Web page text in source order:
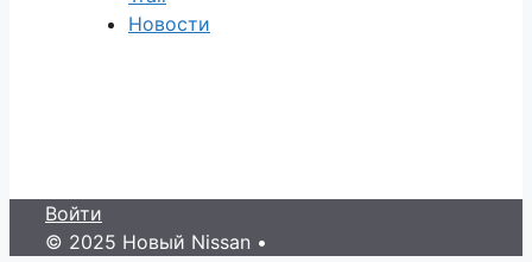
Новости
Войти
© 2025 Новый Nissan •